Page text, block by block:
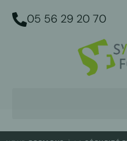
05 56 29 20 70